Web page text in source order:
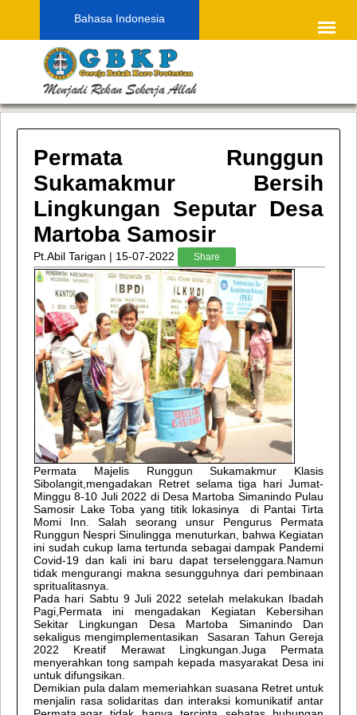
Bahasa Indonesia
Permata Runggun
Sukamakmur Bersih
Lingkungan Seputar Desa
Martoba Samosir
Pt.Abil Tarigan | 15-07-2022 Share
Permata Majelis Runggun Sukamakmur Klasis
Sibolangit,mengadakan Retret selama tiga hari Jumat-
Minggu 8-10 Juli 2022 di Desa Martoba Simanindo Pulau
Samosir Lake Toba yang titik lokasinya di Pantai Tirta
Momi Inn. Salah seorang unsur Pengurus Permata
Runggun Nespri Sinulingga menuturkan, bahwa Kegiatan
ini sudah cukup lama tertunda sebagai dampak Pandemi
Covid-19 dan kali ini baru dapat terselenggara.Namun
tidak mengurangi makna sesungguhnya dari pembinaan
spritualitasnya.
Pada hari Sabtu 9 Juli 2022 setelah melakukan Ibadah
Pagi,Permata ini mengadakan Kegiatan Kebersihan
Sekitar Lingkungan Desa Martoba Simanindo Dan
sekaligus mengimplementasikan Sasaran Tahun Gereja
2022 Kreatif Merawat Lingkungan.Juga Permata
menyerahkan tong sampah kepada masyarakat Desa ini
untuk difungsikan.
Demikian pula dalam memeriahkan suasana Retret untuk
menjalin rasa solidaritas dan interaksi komunikatif antar